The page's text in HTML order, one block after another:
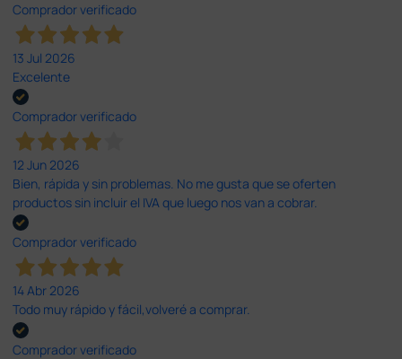
Comprador verificado
13 Jul 2026
Excelente
Comprador verificado
12 Jun 2026
Bien, rápida y sin problemas. No me gusta que se oferten
productos sin incluir el IVA que luego nos van a cobrar.
Comprador verificado
14 Abr 2026
Todo muy rápido y fácil,volveré a comprar.
Comprador verificado